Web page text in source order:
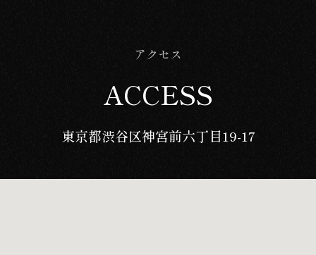
アクセス
ACCESS
東京都渋谷区神宮前六丁目19-17